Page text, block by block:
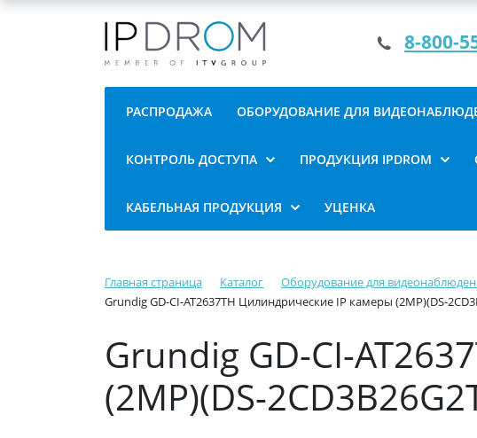
8-800-
РАСПРОДАЖА ОБОРУДОВАНИЕ ДЛЯ
КОНТРОЛЬ ДОСТУПА ПРОДУКЦИЯ IPDROM
КАБЕЛЬНАЯ ПРОДУКЦИЯ УЦЕНКА
Главная страница Каталог Оборудование для
Grundig GD-CI-AT2637TH Цилиндрические IP камеры (2MP)(DS-
Grundig GD-CI-
(2MP)(DS-